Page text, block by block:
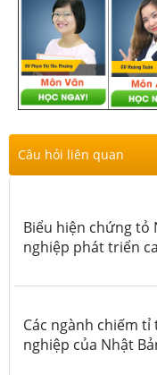
Câu hỏi liên quan
Biểu hiện chứng tỏ
nghiệp phát triển
Các ngành chiếm
nghiệp của Nhật